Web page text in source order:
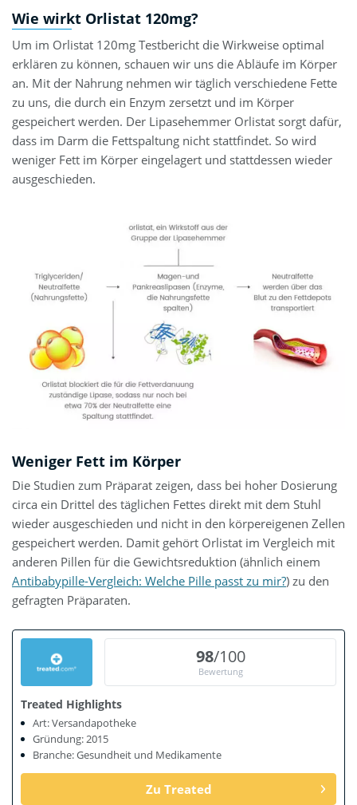
Wie wirkt Orlistat 120mg?
Um im Orlistat 120mg Testbericht die Wirkweise optimal
erklären zu können, schauen wir uns die Abläufe im Körper
an. Mit der Nahrung nehmen wir täglich verschiedene Fette
zu uns, die durch ein Enzym zersetzt und im Körper
gespeichert werden. Der Lipasehemmer Orlistat sorgt dafür,
dass im Darm die Fettspaltung nicht stattfindet. So wird
weniger Fett im Körper eingelagert und stattdessen wieder
ausgeschieden.
Weniger Fett im Körper
Die Studien zum Präparat zeigen, dass bei hoher Dosierung
circa ein Drittel des täglichen Fettes direkt mit dem Stuhl
wieder ausgeschieden und nicht in den körpereigenen Zellen
gespeichert werden. Damit gehört Orlistat im Vergleich mit
anderen Pillen für die Gewichtsreduktion (ähnlich einem
Antibabypille-Vergleich: Welche Pille passt zu mir?) zu den
gefragten Präparaten.
98/100
Bewertung
Treated Highlights
Art: Versandapotheke
Gründung: 2015
Branche: Gesundheit und Medikamente
Zu Treated